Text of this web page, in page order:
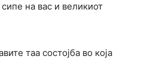
на вас и великиот
таа состојба во која